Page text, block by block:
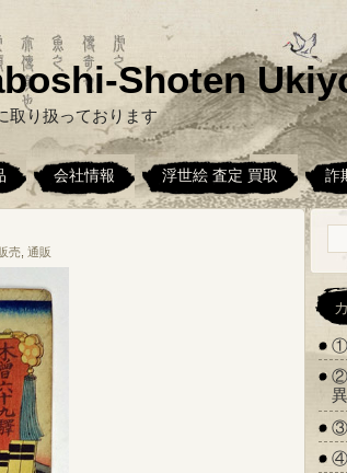
Shoten
取り扱っております
会社情報 浮世絵 査定 買取 詐
売 通販
①
②
異
③
④